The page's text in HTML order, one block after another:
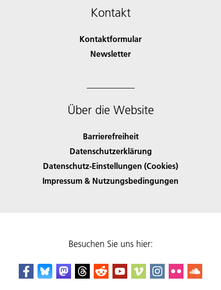
Kontakt
Kontaktformular
Newsletter
Über die Website
Barrierefreiheit
Datenschutzerklärung
Datenschutz-Einstellungen (Cookies)
Impressum & Nutzungsbedingungen
Besuchen Sie uns hier: